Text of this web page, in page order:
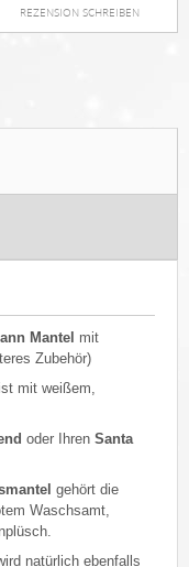
REZENSION SCHREIBEN
Mantel
mit
Zubehör)
ist mit weißem,
oder Ihren Santa
gehört die
Waschsamt,
natürlich ebenfalls